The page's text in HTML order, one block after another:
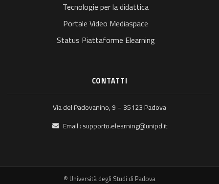
Tecnologie per la didattica
Portale Video Mediaspace
Status Piattaforme Elearning
CONTATTI
Via del Padovanino, 9 – 35123 Padova
Email : supporto.elearning@unipd.it
© Università degli Studi di Padova